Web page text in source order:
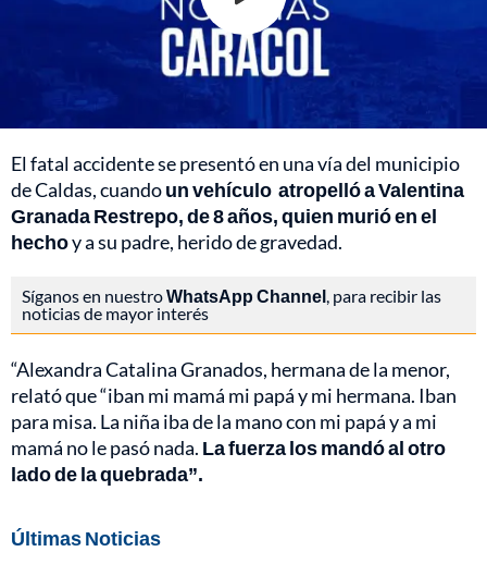
El fatal accidente se presentó en una vía del municipio
de Caldas, cuandoun vehículo atropelló a Valentina
Granada Restrepo, de 8 años, quien murió en el
hechoy a su padre, herido de gravedad.
Síganos en nuestroWhatsApp Channel , para recibir las
noticias de mayor interés
“Alexandra Catalina Granados, hermana de la menor,
relató que “iban mi mamá mi papá y mi hermana. Iban
para misa. La niña iba de la mano con mi papá y a mi
mamá no le pasó nada. La fuerza los mandó al otro
lado de la quebrada”.
Últimas Noticias